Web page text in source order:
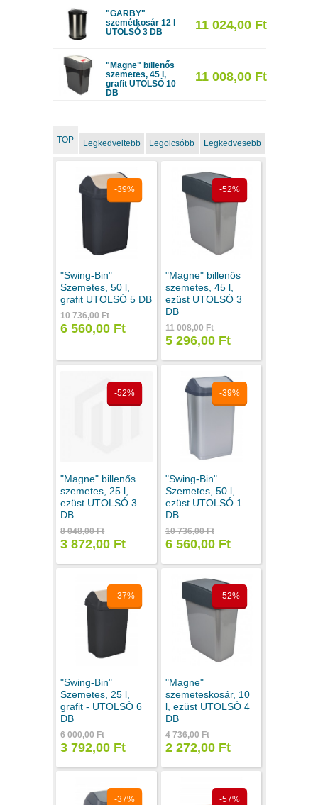
"GARBY"
szemétkosár 12 l
UTOLSÓ 3 DB
11 024,00 Ft
"Magne" billenős
szemetes, 45 l,
grafit UTOLSÓ 10
DB
11 008,00 Ft
TOP Legkedveltebb Legolcsóbb Legkedvesebb
-39%
"Swing-Bin"
Szemetes, 50 l,
grafit UTOLSÓ 5 DB
10 736,00 Ft
6 560,00 Ft
-52%
"Magne" billenős
szemetes, 45 l,
ezüst UTOLSÓ 3
DB
11 008,00 Ft
5 296,00 Ft
-52%
"Magne" billenős
szemetes, 25 l,
ezüst UTOLSÓ 3
DB
8 048,00 Ft
3 872,00 Ft
-39%
"Swing-Bin"
Szemetes, 50 l,
ezüst UTOLSÓ 1
DB
10 736,00 Ft
6 560,00 Ft
-37%
"Swing-Bin"
Szemetes, 25 l,
grafit - UTOLSÓ 6
DB
6 000,00 Ft
3 792,00 Ft
-52%
"Magne"
szemeteskosár, 10
l, ezüst UTOLSÓ 4
DB
4 736,00 Ft
2 272,00 Ft
-37% -57%